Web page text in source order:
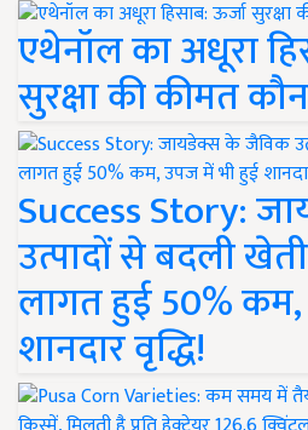
एथेनॉल का अधूरा
सुरक्षा की कीमत
Success Story:
उत्पादों से बदली
लागत हुई 50%
शानदार वृद्धि!